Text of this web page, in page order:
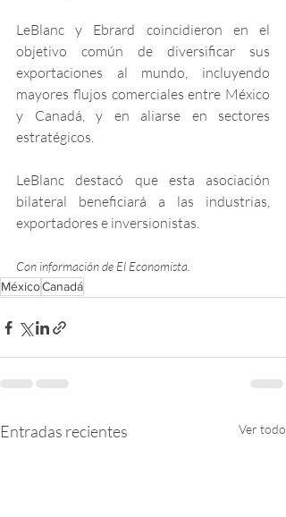
LeBlanc y Ebrard coincidieron en el
objetivo común de diversificar sus
exportaciones al mundo, incluyendo
mayores flujos comerciales entre México
y Canadá, y en aliarse en sectores
estratégicos.
LeBlanc destacó que esta asociación
bilateral beneficiará a las industrias,
exportadores e inversionistas.
Con información de El Economista.
MéxicoCanadá
Entradas recientes Ver todo